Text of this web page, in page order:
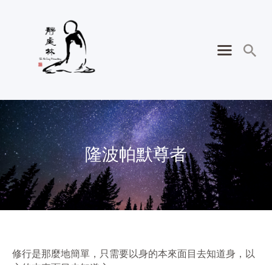
隆波帕默尊者
修行是那麼地簡單，只需要以身的本來面目去知道身，以